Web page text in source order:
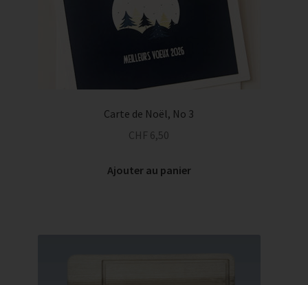
Carte de Noël, No 3
CHF 6,50
Ajouter au panier